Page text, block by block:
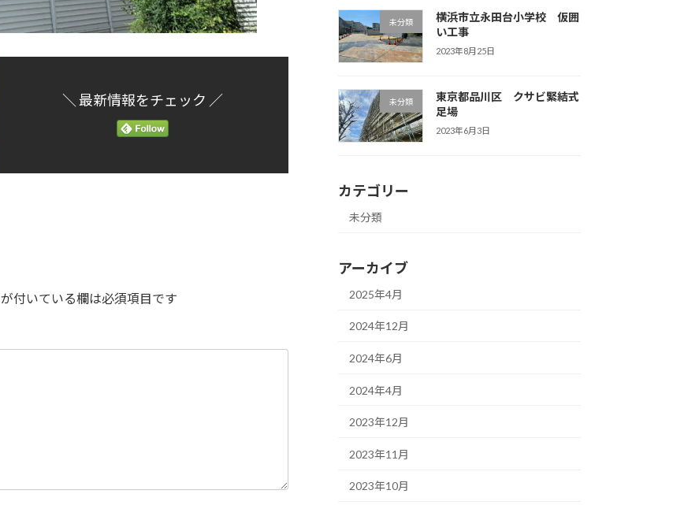
＼ 最新情報をチェック ／
が付いている欄は必須項目です
未分類
横浜市立永田台小学校 仮囲
い工事
2023年8月25日
未分類
東京都品川区 クサビ緊結式
足場
2023年6月3日
カテゴリー
未分類
アーカイブ
2025年4月
2024年12月
2024年6月
2024年4月
2023年12月
2023年11月
2023年10月